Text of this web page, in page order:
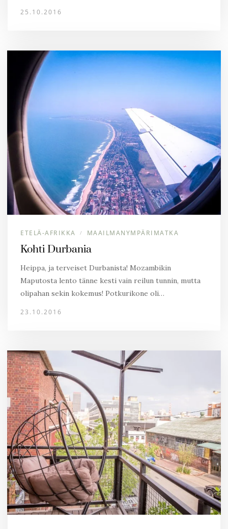
25.10.2016
ETELÄ-AFRIKKA / MAAILMANYMPÄRIMATKA
Kohti Durbania
Heippa, ja terveiset Durbanista! Mozambikin
Maputosta lento tänne kesti vain reilun tunnin, mutta
olipahan sekin kokemus! Potkurikone oli…
23.10.2016